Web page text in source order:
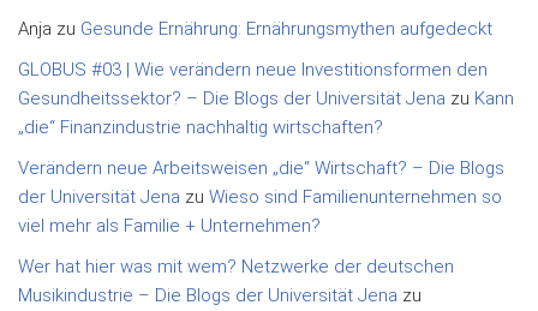
Anja zu Gesunde Ernährung: Ernährungsmythen aufgedeckt
GLOBUS #03 | Wie verändern neue Investitionsformen den
Gesundheitssektor? – Die Blogs der Universität Jena zu Kann
„die“ Finanzindustrie nachhaltig wirtschaften?
Verändern neue Arbeitsweisen „die“ Wirtschaft? – Die Blogs
der Universität Jena zu Wieso sind Familienunternehmen so
viel mehr als Familie + Unternehmen?
Wer hat hier was mit wem? Netzwerke der deutschen
Musikindustrie – Die Blogs der Universität Jena zu